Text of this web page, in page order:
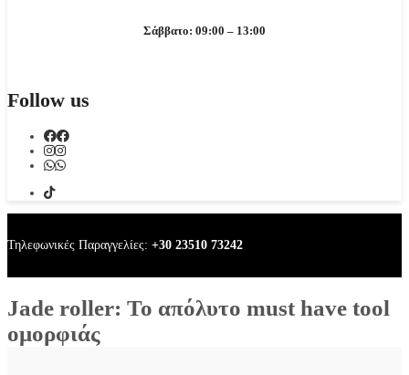
Σάββατο: 09:00 – 13:00
Follow us
Τηλεφωνικές Παραγγελίες: +30 23510 73242
Jade roller: Το απόλυτο must have tool
ομορφιάς